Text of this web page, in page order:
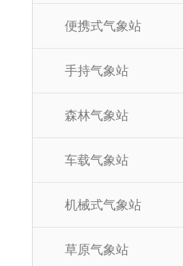
便携式气象站
手持气象站
森林气象站
车载气象站
机械式气象站
草原气象站